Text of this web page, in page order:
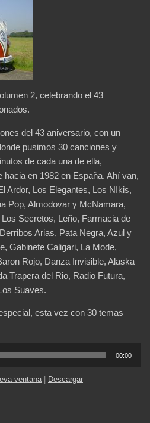
2, celebrando el 43
del 43 aniversario, con un
pusimos 30 canciones y
de cada una de ella,
hacia en 1982 en España. Ahí van,
Ardor, Los Elegantes, Los NIkis,
Pop, Almodovar y McNamara,
Los Secretos, Leño, Farmacia de
Arias, Pata Negra, Azul y
Gabinete Caligari, La Mode,
Rojo, Danza Invisible, Alaska
Trapera del Rio, Radio Futura,
Suaves.
esta vez con 30 temas
00:00
ventana | Descargar